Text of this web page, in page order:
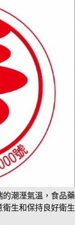
潮溼氣溫，食品藥
生和保持良好衛生